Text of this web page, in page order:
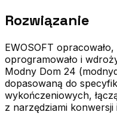
Rozwiązanie
EWOSOFT
oprogramowało i
Modny Dom 24
dopasowaną do
wykończeniowych,
z narzędziami konwersji